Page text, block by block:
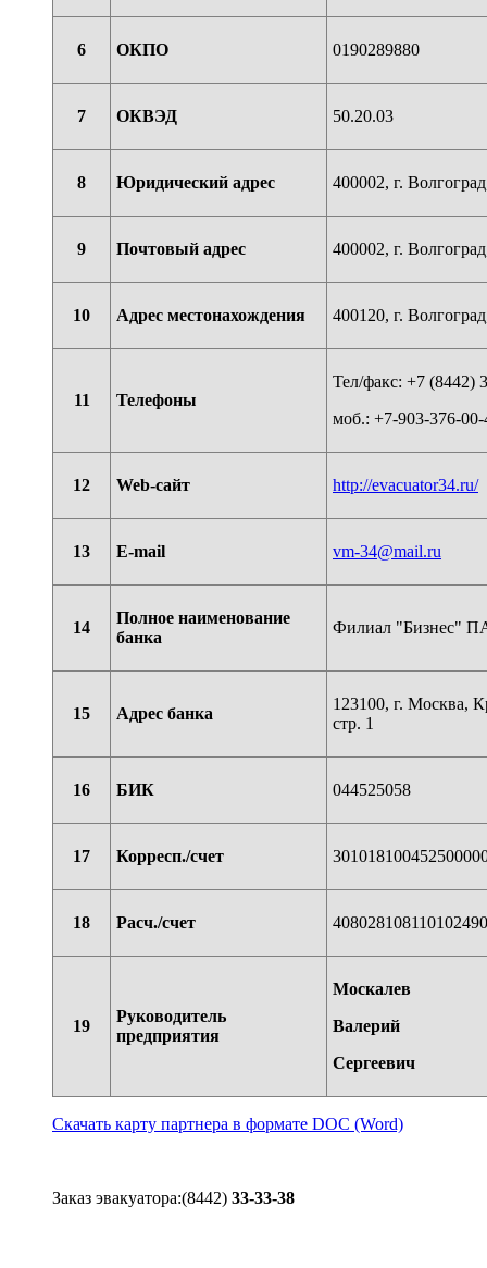
6 ОКПО 0190289880
7 ОКВЭД 50.20.03
8 Юридический адрес 400002, г.
9 Почтовый адрес 400002, г.
10 Адрес местонахождения 400120, г.
11 Телефоны
Тел/факс: +7 (8442)
моб.: +7-903-376-00-
12 Web-сайт http://evacuator34.ru/
13 E-mail vm-34​@​mail.ru
14
Полное наименование
банка
Филиал "Бизнес"
15 Адрес банка
123100, г. Москва,
стр. 1
16 БИК 044525058
17 Корресп./счет
18 Расч./счет
19
Руководитель
предприятия
Москалев
Валерий
Сергеевич
Скачать карту партнера в формате DOC (Word)
Заказ эвакуатора:(8442) 33-33-38